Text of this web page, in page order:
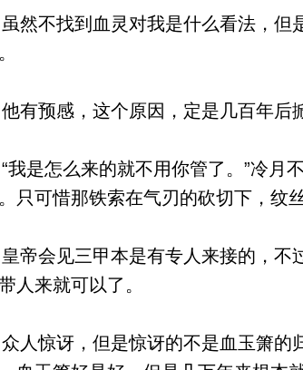
然不找到血灵对我是什么看法，但
有预感，这个原因，定是几百年后
是怎么来的就不用你管了。”冷月
只可惜那铁索在气刃的砍切下，纹丝
帝会见三甲本是有专人来接的，不
人来就可以了。
人惊讶，但是惊讶的不是血玉箫的